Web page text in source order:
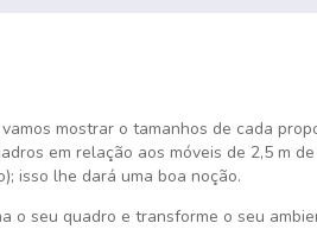
vamos mostrar o tamanhos de cada
em relação aos móveis de 2,5 m
isso lhe dará uma boa noção.
o seu quadro e transforme o seu